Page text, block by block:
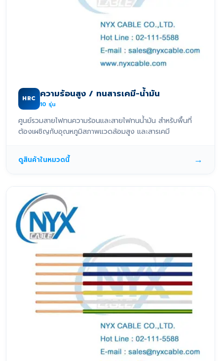
HRC ความร้อนสูง / ทนสารเคมี-น้ำมัน
10 รุ่น
ศูนย์รวมสายไฟทนความร้อนและสายไฟทนน้ำมัน สำหรับพื้นที่
ต้องเผชิญกับอุณหภูมิสภาพแวดล้อมสูง และสารเคมี
ดูสินค้าในหมวดนี้ →